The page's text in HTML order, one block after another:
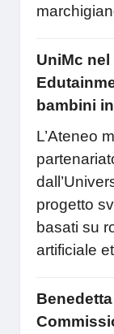
UniMc
bambini
L’Ateneo
progetto
basati su
artificiale